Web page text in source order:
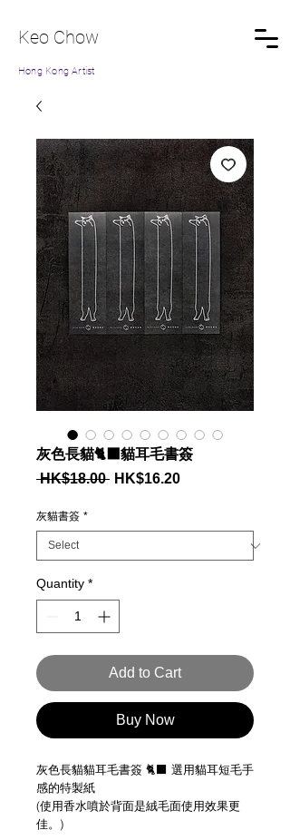
Keo Chow
Hong Kong Artist
灰色長貓🐈‍⬛貓耳毛書簽
HK$18.00 Regular
HK$16.20Sale
灰貓書簽 *
Quantity *
Add to Cart
Buy Now
灰色長貓貓耳毛書簽 🐈‍⬛ 選用貓耳短毛手
感的特製紙
(使用香水噴於背面是絨毛面使用效果更
佳。)